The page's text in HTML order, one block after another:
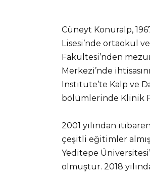
Cüneyt Konuralp,
Lisesi’nde ortaokul
Fakültesi’nden
Merkezi’nde
Institute’te Kalp ve
bölümlerinde Klinik
2001 yılından
çeşitli eğitimler
Yeditepe
olmuştur. 2018